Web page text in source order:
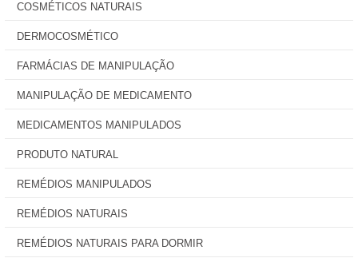
COSMÉTICOS NATURAIS
DERMOCOSMÉTICO
FARMÁCIAS DE MANIPULAÇÃO
MANIPULAÇÃO DE MEDICAMENTO
MEDICAMENTOS MANIPULADOS
PRODUTO NATURAL
REMÉDIOS MANIPULADOS
REMÉDIOS NATURAIS
REMÉDIOS NATURAIS PARA DORMIR